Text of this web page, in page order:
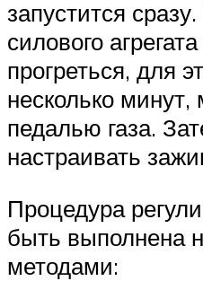
запустится
силового
прогреться, для
несколько
педалью газа.
настраивать
Процедура
быть выполнена
методами: